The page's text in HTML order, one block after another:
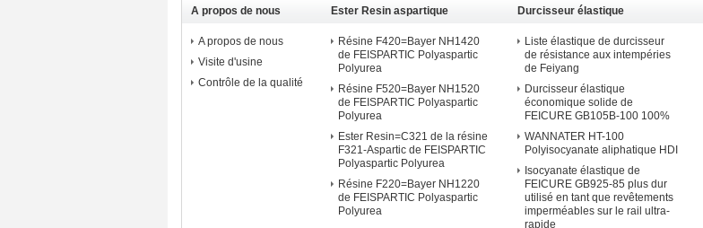
A propos de nous
A propos de nous
Visite d'usine
Contrôle de la qualité
Ester Resin aspartique
Résine F420=Bayer NH1420
de FEISPARTIC Polyaspartic
Polyurea
Résine F520=Bayer NH1520
de FEISPARTIC Polyaspartic
Polyurea
Ester Resin=C321 de la résine
F321-Aspartic de FEISPARTIC
Polyaspartic Polyurea
Résine F220=Bayer NH1220
de FEISPARTIC Polyaspartic
Polyurea
Durcisseur élastique
d'isocyanate
Liste élastique de durcisseur
de résistance aux intempéries
de Feiyang
Durcisseur élastique
économique solide de
FEICURE GB105B-100 100%
WANNATER HT-100
Polyisocyanate aliphatique HDI
Isocyanate élastique de
FEICURE GB925-85 plus dur
utilisé en tant que revêtements
imperméables sur le rail ultra-
rapide